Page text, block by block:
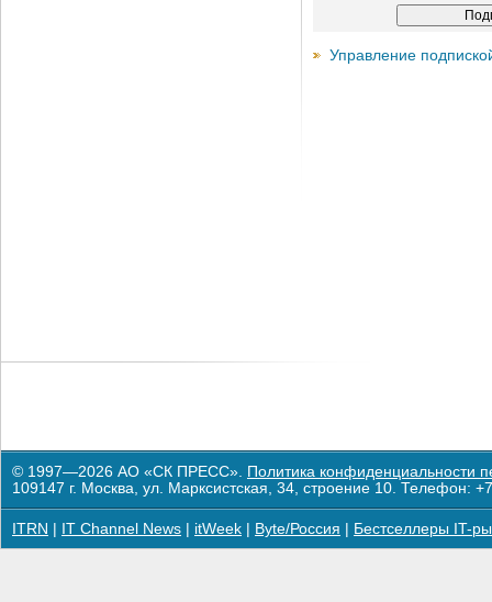
Управление
© 1997—2026 АО «СК ПРЕСС». Политика конфиденциальности
109147 г. Москва, ул. Марксистская, 34, строение 10. Телефон:
ITRN IT Channel News itWeek Byte/Россия Бестселлеры IT-